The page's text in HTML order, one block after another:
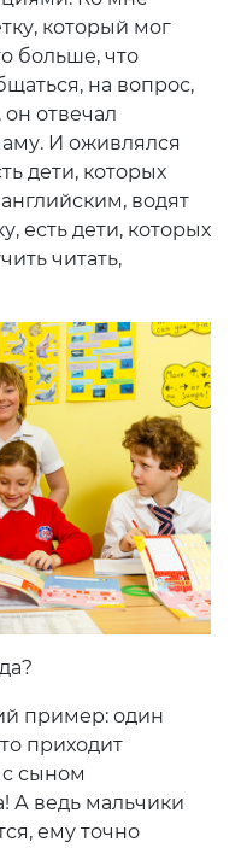
который мог
больше, что
на вопрос,
отвечал
И оживлялся
дети, которых
водят
есть дети, которых
читать,
пример: один
приходит
с сыном
А ведь мальчики
ему точно